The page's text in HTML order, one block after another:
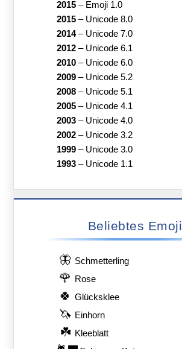
2015– Emoji 1.0
2015– Unicode 8.0
2014– Unicode 7.0
2012– Unicode 6.1
2010– Unicode 6.0
2009– Unicode 5.2
2008– Unicode 5.1
2005– Unicode 4.1
2003– Unicode 4.0
2002– Unicode 3.2
1999– Unicode 3.0
1993– Unicode 1.1
Beliebtes Emoji
🦋 Schmetterling
🌹 Rose
🍀 Glücksklee
🦄 Einhorn
☘️ Kleeblatt